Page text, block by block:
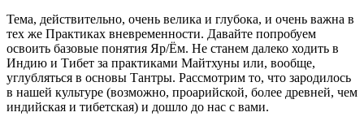
Тема, действительно, очень велика и глубока, и очень важна в
тех же Практиках вневременности. Давайте попробуем
освоить базовые понятия Яр/Ём. Не станем далеко ходить в
Индию и Тибет за практиками Майтхуны или, вообще,
углубляться в основы Тантры. Рассмотрим то, что зародилось
в нашей культуре (возможно, проарийской, более древней, чем
индийская и тибетская) и дошло до нас с вами.